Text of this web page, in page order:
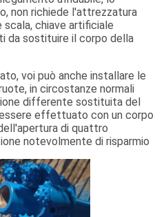
non richiede l'attrezzatura
scala, chiave artificiale
da sostituire il corpo della
voi può anche installare le
in circostanze normali
differente sostituita del
effettuato con un corpo
di quattro
notevolmente di risparmio